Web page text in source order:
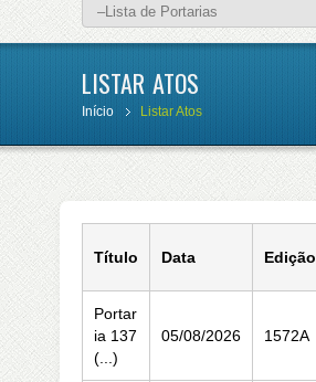
LISTAR ATOS
Início Listar Atos
Título Data Edição
Portar
ia 137
(...)
05/08/2026 1572A